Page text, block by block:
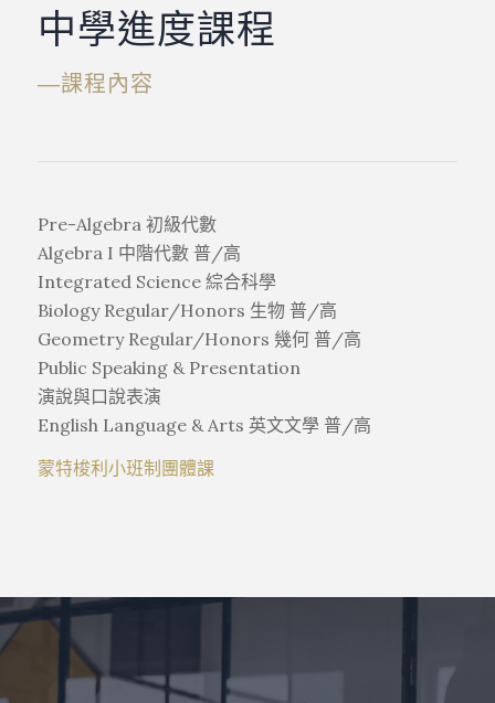
中學進度課程
―課程內容
Pre-Algebra 初級代數
Algebra I 中階代數 普/高
Integrated Science 綜合科學
Biology Regular/Honors 生物 普/高
Geometry Regular/Honors 幾何 普/高
Public Speaking & Presentation
演說與口說表演
English Language & Arts 英文文學 普/高
蒙特梭利小班制團體課